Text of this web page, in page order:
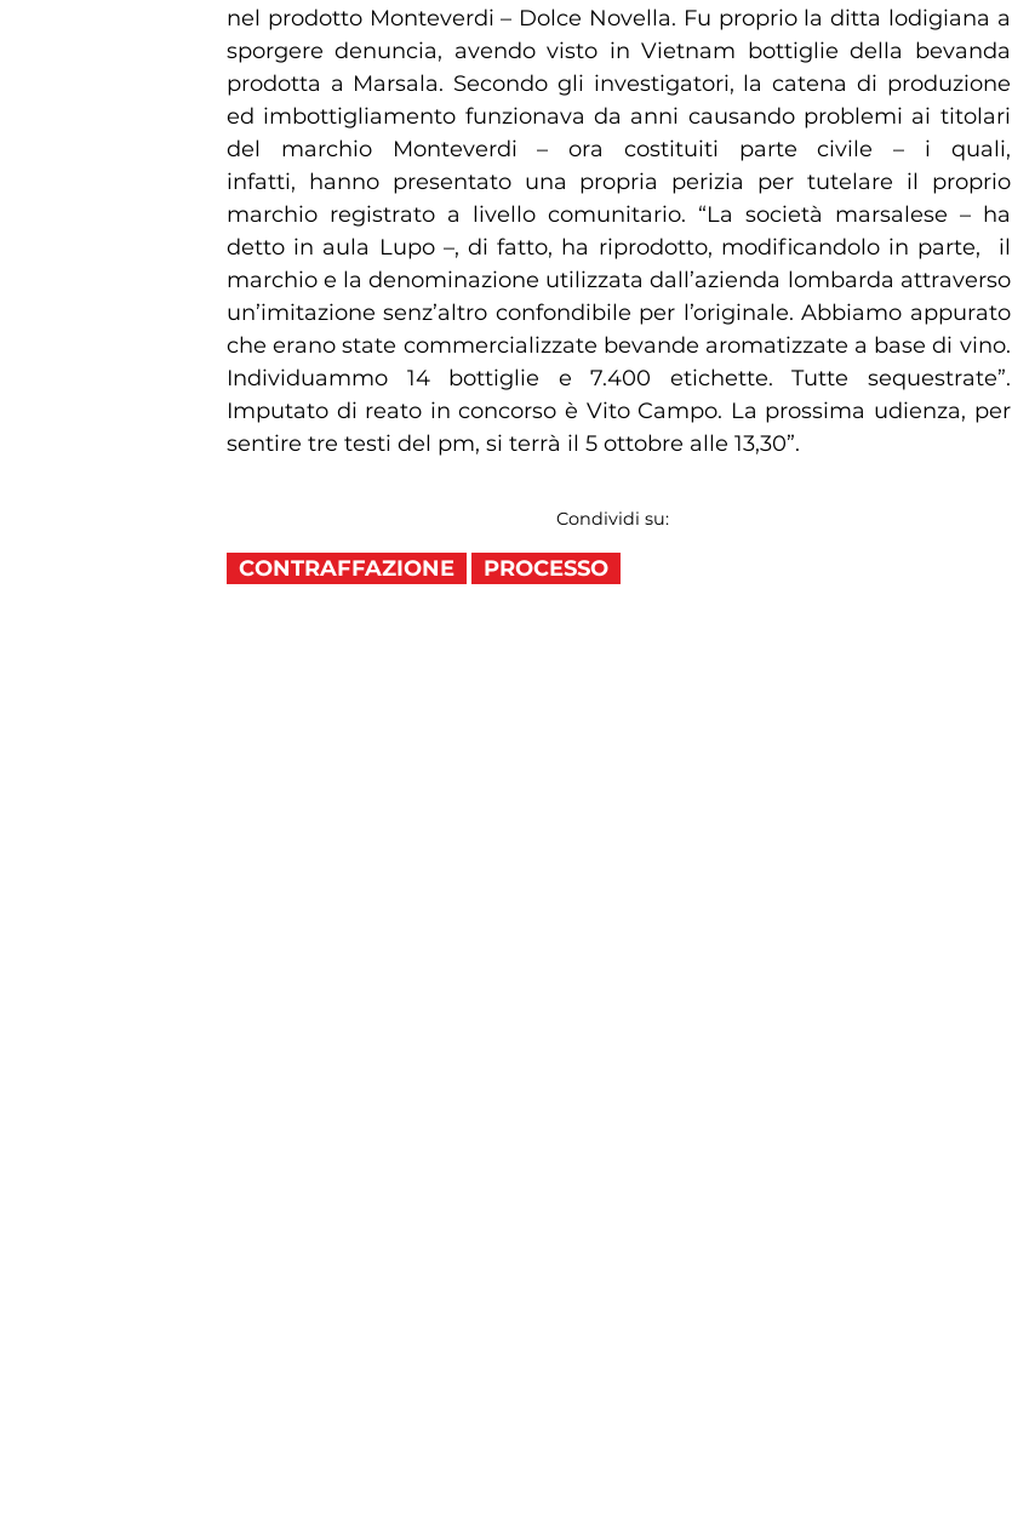
nel prodotto Monteverdi – Dolce Novella. Fu proprio la ditta lodigiana a
sporgere denuncia, avendo visto in Vietnam bottiglie della bevanda
prodotta a Marsala. Secondo gli investigatori, la catena di produzione
ed imbottigliamento funzionava da anni causando problemi ai titolari
del marchio Monteverdi – ora costituiti parte civile – i quali,
infatti, hanno presentato una propria perizia per tutelare il proprio
marchio registrato a livello comunitario. “La società marsalese – ha
detto in aula Lupo –, di fatto, ha riprodotto, modificandolo in parte, il
marchio e la denominazione utilizzata dall’azienda lombarda attraverso
un’imitazione senz’altro confondibile per l’originale. Abbiamo appurato
che erano state commercializzate bevande aromatizzate a base di vino.
Individuammo 14 bottiglie e 7.400 etichette. Tutte sequestrate”.
Imputato di reato in concorso è Vito Campo. La prossima udienza, per
sentire tre testi del pm, si terrà il 5 ottobre alle 13,30”.
Condividi su:
CONTRAFFAZIONE PROCESSO